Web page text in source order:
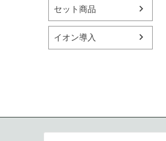
セット商品
イオン導入